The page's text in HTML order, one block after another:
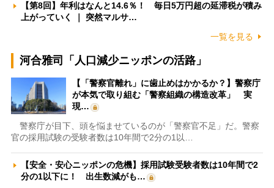
【第8回】年利はなんと14.6％！ 毎日5万円超の延滞税が積み
上がっていく ｜ 突然マルサ…
一覧を見る
河合雅司「人口減少ニッポンの活路」
【「警察官離れ」に歯止めはかかるか？】警察庁
が本気で取り組む「警察組織の構造改革」 実
現…
警察庁が目下、頭を悩ませているのが「警察官不足」だ。警察
官の採用試験の受験者数は10年間で2分の1以…
【安全・安心ニッポンの危機】採用試験受験者数は10年間で2
分の1以下に！ 出生数減がも…